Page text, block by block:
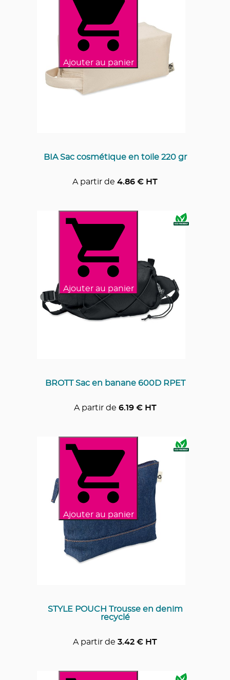
Ajouter au panier
BIA Sac cosmétique en toile 220 gr
A partir de 4.86 € HT
Ajouter au panier
BROTT Sac en banane 600D RPET
A partir de 6.19€ HT
Ajouter au panier
STYLE POUCH Trousse en denim
recyclé
A partir de 3.42 € HT